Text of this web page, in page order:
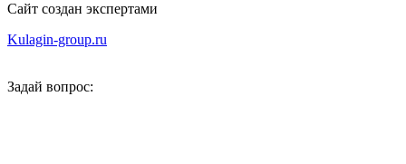
Сайт создан экспертами
Kulagin-group.ru
Задай вопрос: